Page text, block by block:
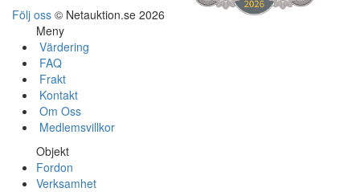
Följ oss © Netauktion.se 2026
Meny
Värdering
FAQ
Frakt
Kontakt
Om Oss
Medlemsvillkor
Objekt
Fordon
Verksamhet